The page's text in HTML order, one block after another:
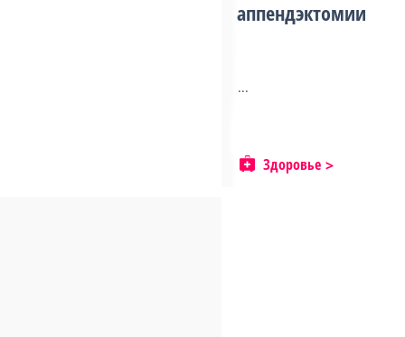
аппендэктомии
...
Здоровье